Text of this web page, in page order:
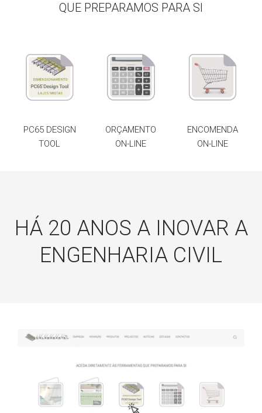
QUE PREPARAMOS PARA SI
PC65 DESIGN
TOOL
ORÇAMENTO
ON-LINE
ENCOMENDA
ON-LINE
HÁ 20 ANOS A INOVAR A
ENGENHARIA CIVIL